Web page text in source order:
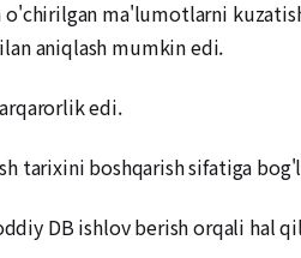
o'chirilgan ma'lumotlarni
aniqlash mumkin edi.
edi.
tarixini boshqarish sifatiga
DB ishlov berish orqali hal